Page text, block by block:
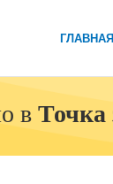
ГЛАВНАЯ
в Точка